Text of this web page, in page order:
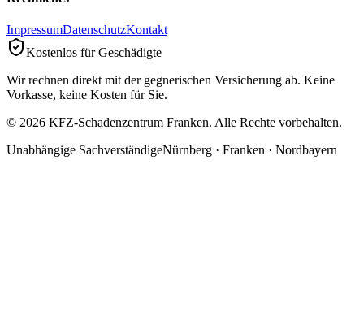
ImpressumDatenschutzKontakt
Kostenlos für Geschädigte
Wir rechnen direkt mit der gegnerischen Versicherung ab. Keine
Vorkasse, keine Kosten für Sie.
© 2026 KFZ-Schadenzentrum Franken. Alle Rechte vorbehalten.
Unabhängige SachverständigeNürnberg · Franken · Nordbayern